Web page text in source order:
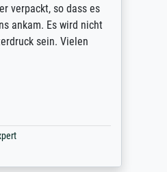
verpackt, so dass es
ankam. Es wird nicht
sein. Vielen